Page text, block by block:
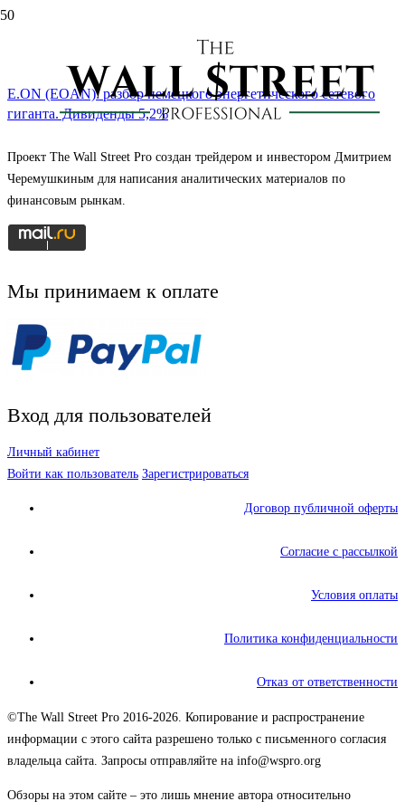
E.ON (EOAN): разбор немецкого энергетического сетевого
гиганта. Дивиденды 5,2%
Проект The Wall Street Pro создан трейдером и инвестором Дмитрием
Черемушкиным для написания аналитических материалов по
финансовым рынкам.
Мы принимаем к оплате
Вход для пользователей
Личный кабинет
Войти как пользователь Зарегистрироваться
Договор публичной оферты
Согласие с рассылкой
Условия оплаты
Политика конфиденциальности
Отказ от ответственности
©The Wall Street Pro 2016-2026. Копирование и распространение
информации с этого сайта разрешено только с письменного согласия
владельца сайта. Запросы отправляйте на info@wspro.org
Обзоры на этом сайте – это лишь мнение автора относительно